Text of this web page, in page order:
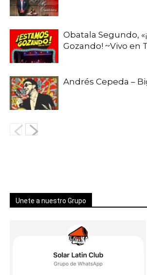
Obatala Segundo,
Gozando! ~Vivo en
Andrés Cepeda –
Unete a nuestro Grupo